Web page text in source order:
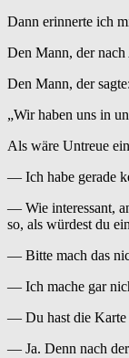
Dann erinnerte ich
Den Mann, der
Den Mann, der sagte:
„Wir haben uns in
Als wäre Untreue
— Ich habe gerade
— Wie interessant,
so, als würdest du
— Bitte mach das
— Ich mache gar
— Du hast die Karte
— Ja. Denn nach